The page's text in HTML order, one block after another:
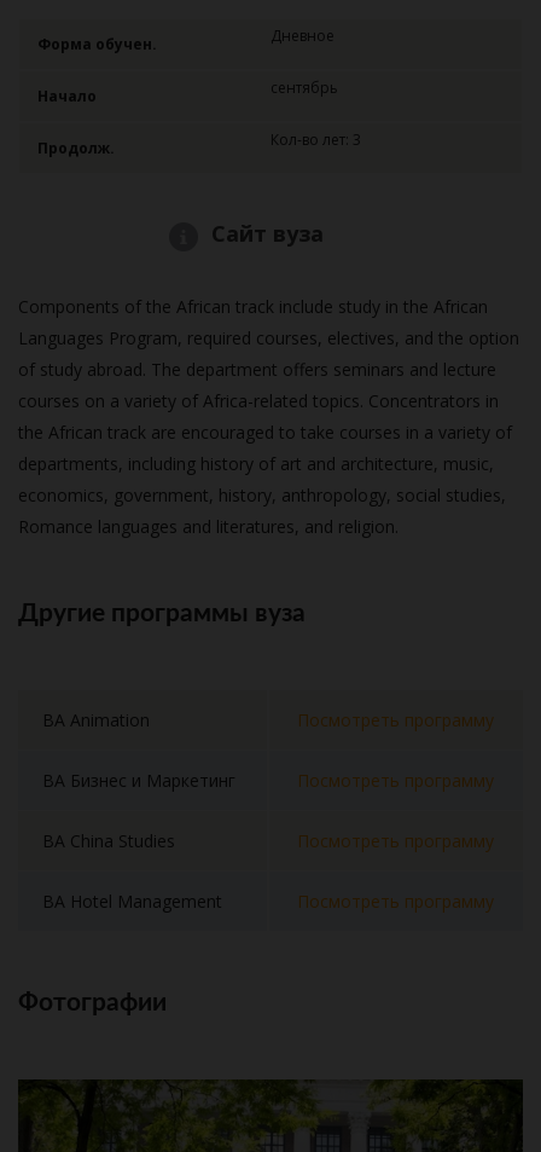
Форма обучен. Дневное
Начало сентябрь
Продолж. Кол-во лет: 3
Сайт вуза
Components of the African track include study in the African
Languages Program, required courses, electives, and the option
of study abroad. The department offers seminars and lecture
courses on a variety of Africa-related topics. Concentrators in
the African track are encouraged to take courses in a variety of
departments, including history of art and architecture, music,
economics, government, history, anthropology, social studies,
Romance languages and literatures, and religion.
Другие программы вуза
BA Animation Посмотреть программу
BA Бизнес и Маркетинг Посмотреть программу
BA China Studies Посмотреть программу
BA Hotel Management Посмотреть программу
Фотографии